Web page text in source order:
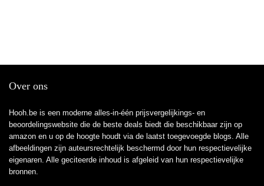
Over ons
Hooh.be is een moderne alles-in-één prijsvergelijkings- en
beoordelingswebsite die de beste deals biedt die beschikbaar zijn op
amazon en u op de hoogte houdt via de laatst toegevoegde blogs. Alle
afbeeldingen zijn auteursrechtelijk beschermd door hun respectievelijke
eigenaren. Alle geciteerde inhoud is afgeleid van hun respectievelijke
bronnen.